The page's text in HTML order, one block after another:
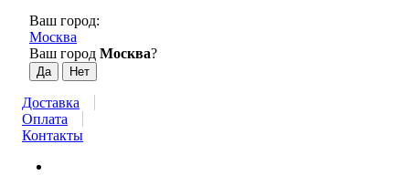
Ваш город:
Москва
Ваш город Москва?
Доставка
Оплата
Контакты